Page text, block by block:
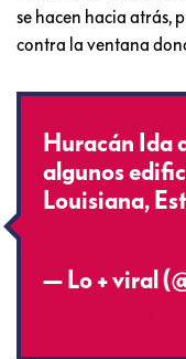
se hacen hacia atrás,
contra la ventana
Huracán Ida
algunos
Louisiana,
— Lo + viral